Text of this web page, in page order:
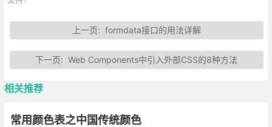
上一页: formdata接口的用法详解
下一页:Web Components中引入外部CSS的8种方法
相关推荐
常用颜色表之中国传统颜色